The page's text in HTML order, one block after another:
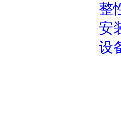
整
安
设